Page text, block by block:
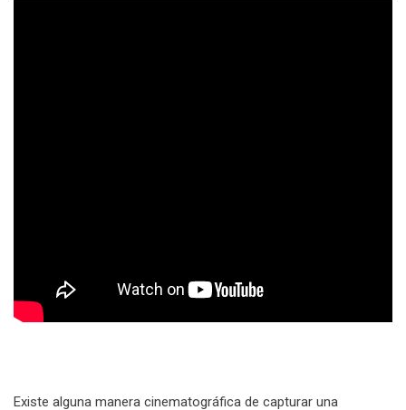
Existe alguna manera cinematográfica de capturar una